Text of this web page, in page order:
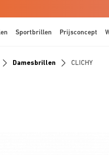
Sportbrillen Prijsconcept
Damesbrillen CLICHY